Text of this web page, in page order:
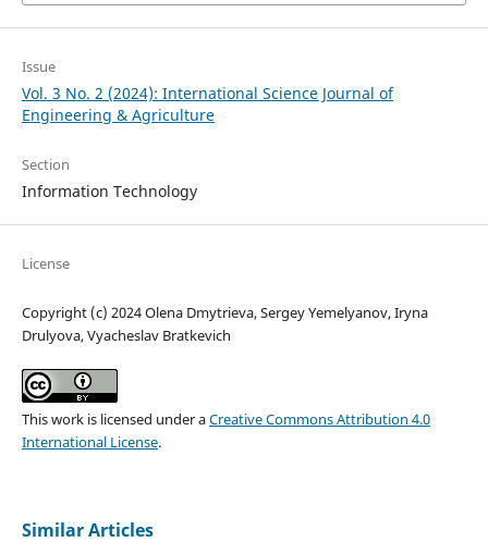
Issue
Vol. 3 No. 2 (2024): International Science Journal of
Engineering & Agriculture
Section
Information Technology
License
Copyright (c) 2024 Olena Dmytrieva, Sergey Yemelyanov, Iryna
Drulyova, Vyacheslav Bratkevich
This work is licensed under aCreative Commons Attribution 4.0
International License.
Similar Articles